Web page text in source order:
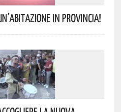
In Provincia!